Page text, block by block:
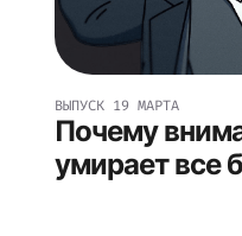
ВЫПУСК 19 МАРТА
Почему
умирает все